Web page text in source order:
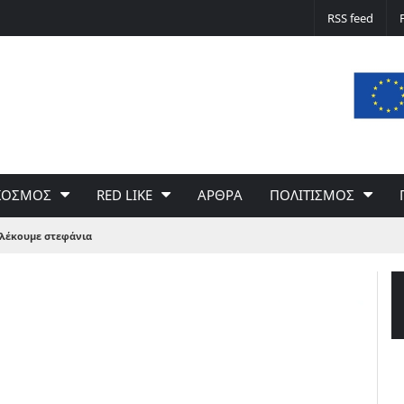
Δε φταίει ο άνεμος… Φταίει η πολιτική
του Γιώργου Σαχίνη
RSS feed
RED LIKE ΑΡΘΡΑ ΠΟΛΙΤΙΣΜΟΣ
στεφάνια